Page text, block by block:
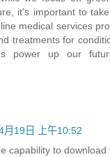
it's important to
medical services
treatments for
power up our
月19日 上午10:52
capability to download